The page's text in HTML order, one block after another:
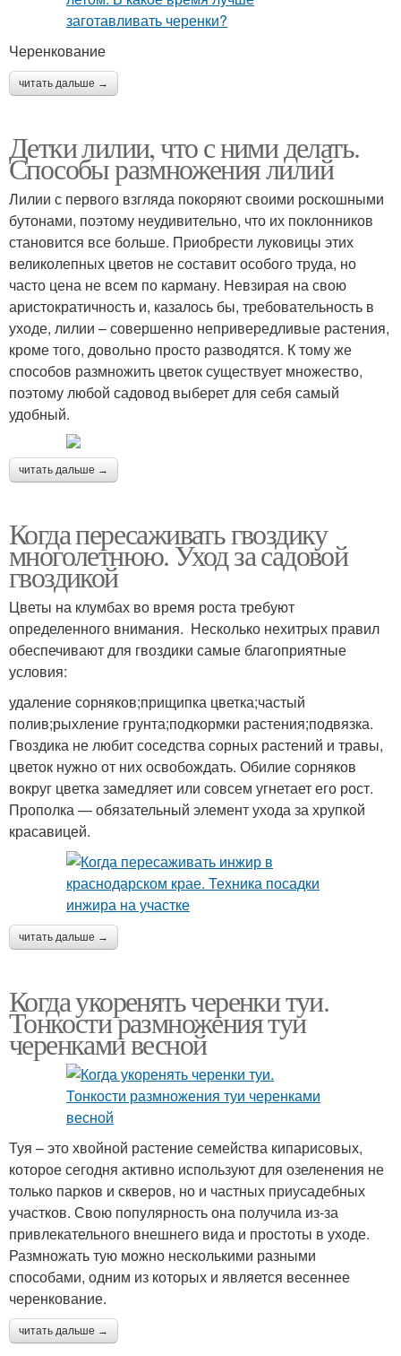
Черенкование
читать дальше →
Детки лилии, что с ними делать.
Способы размножения лилий
Лилии с первого взгляда покоряют своими роскошными
бутонами, поэтому неудивительно, что их поклонников
становится все больше. Приобрести луковицы этих
великолепных цветов не составит особого труда, но
часто цена не всем по карману. Невзирая на свою
аристократичность и, казалось бы, требовательность в
уходе, лилии – совершенно непривередливые растения,
кроме того, довольно просто разводятся. К тому же
способов размножить цветок существует множество,
поэтому любой садовод выберет для себя самый
удобный.
читать дальше →
Когда пересаживать гвоздику
многолетнюю. Уход за садовой
гвоздикой
Цветы на клумбах во время роста требуют
определенного внимания. Несколько нехитрых правил
обеспечивают для гвоздики самые благоприятные
условия:
удаление сорняков;прищипка цветка;частый
полив;рыхление грунта;подкормки растения;подвязка.
Гвоздика не любит соседства сорных растений и травы,
цветок нужно от них освобождать. Обилие сорняков
вокруг цветка замедляет или совсем угнетает его рост.
Прополка — обязательный элемент ухода за хрупкой
красавицей.
читать дальше →
Когда укоренять черенки туи.
Тонкости размножения туи
черенками весной
Туя – это хвойной растение семейства кипарисовых,
которое сегодня активно используют для озеленения не
только парков и скверов, но и частных приусадебных
участков. Свою популярность она получила из-за
привлекательного внешнего вида и простоты в уходе.
Размножать тую можно несколькими разными
способами, одним из которых и является весеннее
черенкование.
читать дальше →